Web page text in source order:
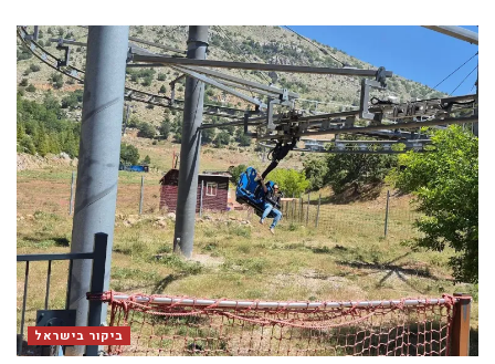
ביקור בישראל